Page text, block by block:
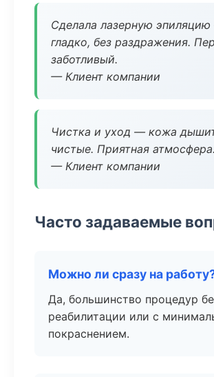
Сделала лазерную
гладко, без раздражения.
заботливый.
— Клиент компании
Чистка и уход — кожа
чистые. Приятная атмосфера.
— Клиент компании
Часто задаваемые
Можно ли сразу на
Да, большинство процедур
реабилитации или с
покраснением.